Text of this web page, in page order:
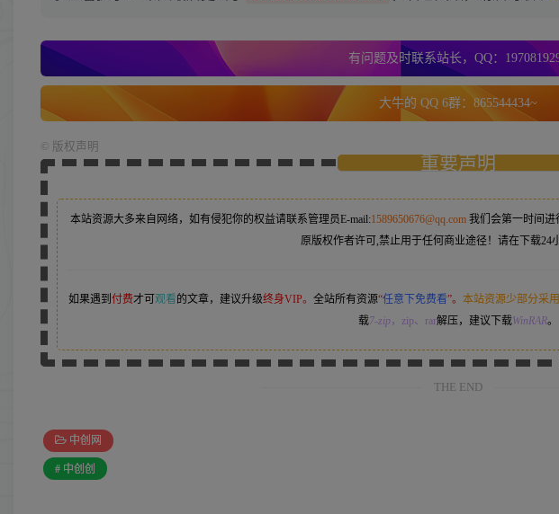
有问题及时联系站长，QQ：
大牛的 QQ 6群：865544434~
版权声明
重要声明
本站资源大多来自网络，如有侵犯你的权益请联系管理员E-mail:1589650676@qq.com 我们会第一时间
原版权作者许可,禁止用于任何商业途径！请在下载24
如果遇到 付费才可观看的文章，建议升级终身VIP。 全站所有资源“任意下免费看”。 本站资源少部分采用
载7-zip，zip、rar解压，建议下载WinRAR。
THE END
中创网
# 中创创